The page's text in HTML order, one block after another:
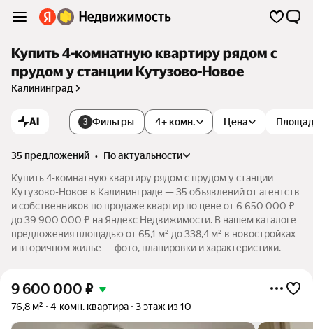
Купить 4-комнатную квартиру рядом с
прудом у станции Кутузово-Новое
Калининград
AI 3 Фильтры 4+ комн. Цена
35 предложений •
по актуальности
Купить 4-комнатную квартиру рядом с прудом у станции
Кутузово-Новое в Калининграде — 35 объявлений от агентств
и собственников по продаже квартир по цене от 6 650 000 ₽
до 39 900 000 ₽ на Яндекс Недвижимости. В нашем каталоге
предложения площадью от 65,1 м² до 338,4 м² в новостройках
и вторичном жилье — фото, планировки и характеристики.
9 600 000 ₽
76,8 м² 4-комн. квартира 3 этаж из 10